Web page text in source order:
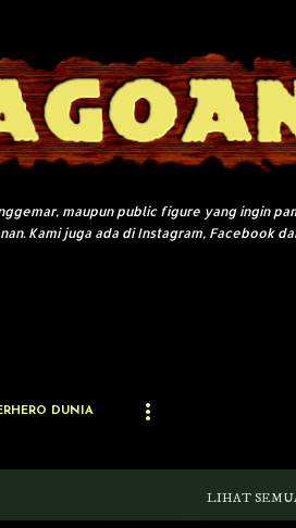
maupun public figure yang ingin
Kami juga ada di Instagram, Facebook
DUNIA
LIHAT